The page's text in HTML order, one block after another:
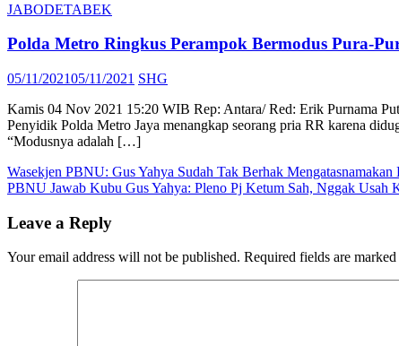
JABODETABEK
Polda Metro Ringkus Perampok Bermodus Pura-
Posted
05/11/202105/11/2021 Author
SHG
Kamis 04 Nov 2021 15:20 WIB Rep: Antara/ Red: Erik Purnama
Penyidik Polda Metro Jaya menangkap seorang pria RR karena
“Modusnya adalah […]
Post
navigation
Wasekjen PBNU: Gus Yahya Sudah Tak Berhak Mengatasnamakan
PBNU Jawab Kubu Gus Yahya: Pleno Pj Ketum Sah, Nggak Usah
Leave a Reply
Your email address will not be published. Required fields are marked